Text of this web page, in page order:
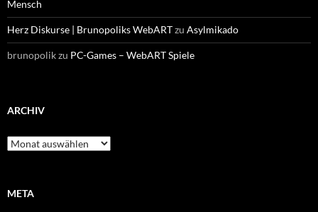
Mensch
Herz Diskurse | Brunopoliks WebARTzu Asylmikado
brunopolikzu PC-Games – WebART Spiele
ARCHIV
Archiv
META